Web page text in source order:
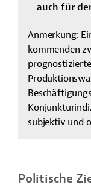
auch für
Anmerkung:
kommenden
subjektiv und
Politische